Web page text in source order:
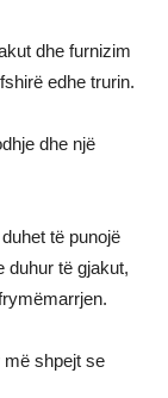
dhe furnizim
edhe trurin.
dhe një
të punojë
duhur të gjakut,
më shpejt se